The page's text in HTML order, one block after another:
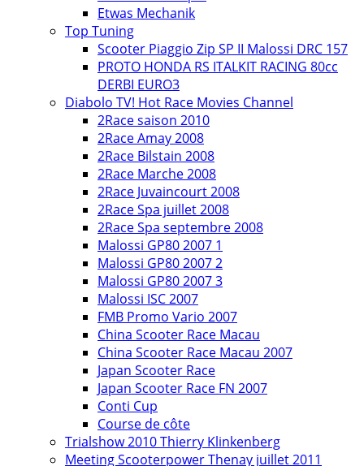
Etwas Mechanik
Top Tuning
Scooter Piaggio Zip SP II Malossi DRC 157
PROTO HONDA RS ITALKIT RACING 80cc
DERBI EURO3
Diabolo TV! Hot Race Movies Channel
2Race saison 2010
2Race Amay 2008
2Race Bilstain 2008
2Race Marche 2008
2Race Juvaincourt 2008
2Race Spa juillet 2008
2Race Spa septembre 2008
Malossi GP80 2007 1
Malossi GP80 2007 2
Malossi GP80 2007 3
Malossi ISC 2007
FMB Promo Vario 2007
China Scooter Race Macau
China Scooter Race Macau 2007
Japan Scooter Race
Japan Scooter Race FN 2007
Conti Cup
Course de côte
Trialshow 2010 Thierry Klinkenberg
Meeting Scooterpower Thenay juillet 2011